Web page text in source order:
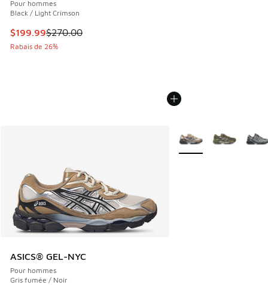
Pour hommes
Black / Light Crimson
Cet article est en solde. Le prix est passé de $270.00 à
$199.99$270.00
Rabais de 26%
ASICS® GEL-NYC
Pour hommes
Gris fumée / Noir
Plus de couleurs